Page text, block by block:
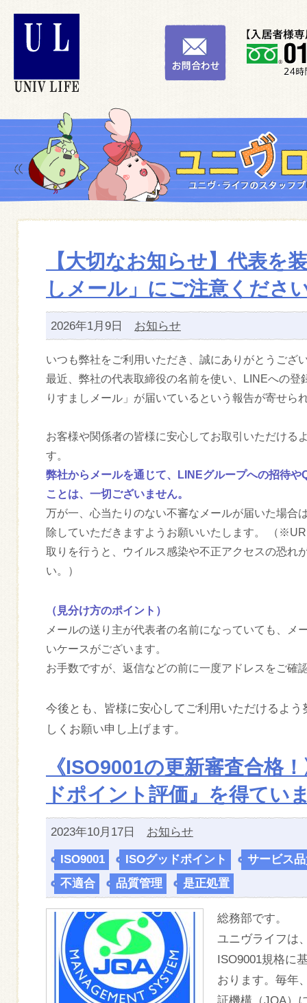
【大切なお知らせ】代表を
しメール」にご注意くださ
2026年1月9日 お知らせ
いつも弊社をご利用いただき、誠にありがとうござ
最近、弊社の代表取締役の名前を使い、LINEへの登
りすましメール」が届いているという報告が寄せら
お客様や関係者の皆様に安心してお取引いただける
す。
弊社からメールを通じて、LINEグループへの招待や
ことは、一切ございません。
万が一、心当たりのない不審なメールが届いた場合
除していただきますようお願いいたします。 （
取りを行うと、ウイルス感染や不正アクセスの恐れ
い。）
（見分け方のポイント）
メールの送り主が代表者の名前になっていても、メ
いケースがございます。
お手数ですが、返信などの前に一度アドレスをご確
今後とも、皆様に安心してご利用いただけるよ
しくお願い申し上げます。
《ISO9001の更新審査合格
ドポイント評価』を得てい
2023年10月17日 お知らせ
ISO9001 ISOグッドポイント
サービス
不適合
品質管理 是正処置
総務部です。
ユニヴライフは
ISO9001規格に
おります。毎年